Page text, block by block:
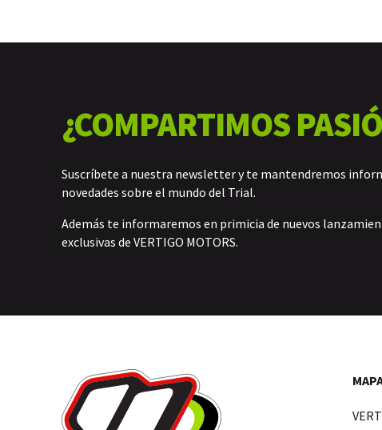
¿COMPARTIMOS
Suscríbete a nuestra newsletter y te mantendremos
novedades sobre el mundo del Trial.
Además te informaremos en primicia de nuevos
exclusivas de VERTIGO MOTORS.